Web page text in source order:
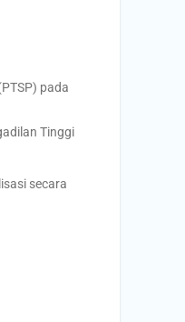
pada
Tinggi
secara